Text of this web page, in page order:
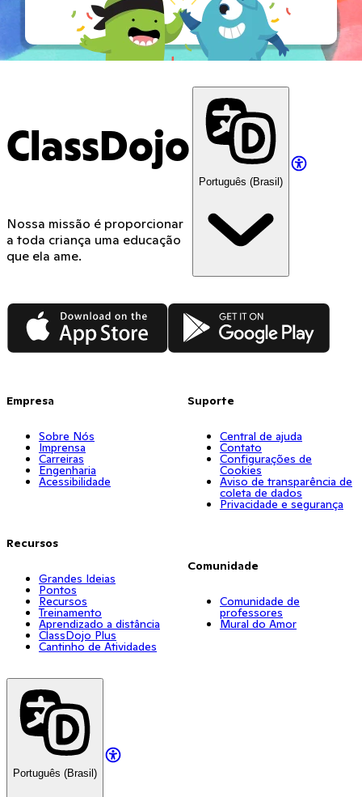
ClassDojo
Nossa missão é proporcionar
a toda criança uma educação
que ela ame.
Português (Brasil)
App Store Google Play
Empresa
Sobre Nós
Imprensa
Carreiras
Engenharia
Acessibilidade
Recursos
Grandes Ideias
Pontos
Recursos
Treinamento
Aprendizado a distância
ClassDojo Plus
Cantinho de Atividades
Suporte
Central de ajuda
Contato
Configurações de
Cookies
Aviso de transparência de
coleta de dados
Privacidade e segurança
Comunidade
Comunidade de
professores
Mural do Amor
Português (Brasil)